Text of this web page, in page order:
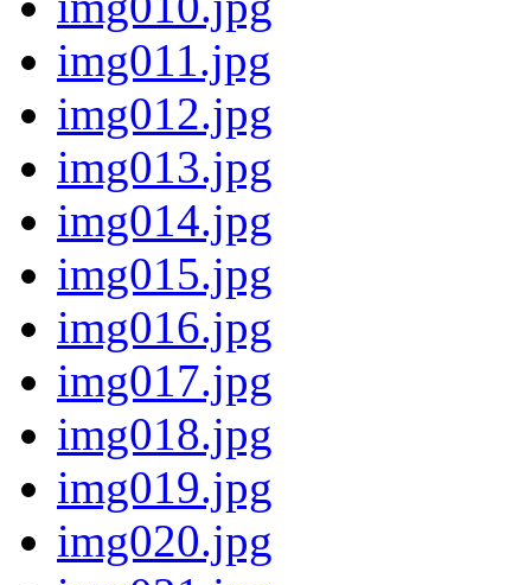
img011.jpg
img012.jpg
img013.jpg
img014.jpg
img015.jpg
img016.jpg
img017.jpg
img018.jpg
img019.jpg
img020.jpg